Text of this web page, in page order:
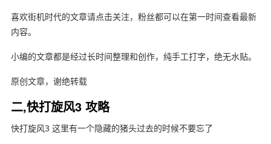
喜欢街机时代的文章请点击关注，粉丝都可以在第一时间查看最新
内容。
小编的文章都是经过长时间整理和创作，纯手工打字，绝无水贴。
原创文章，谢绝转载
二,快打旋风3 攻略
快打旋风3 这里有一个隐藏的猪头过去的时候不要忘了